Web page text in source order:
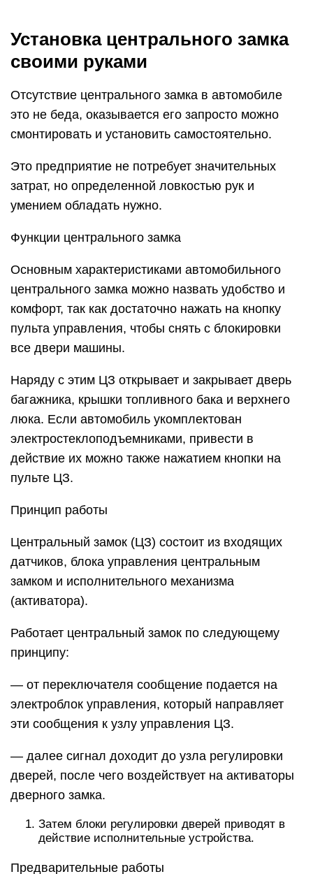
Установка центрального замка
своими руками
Отсутствие центрального замка в автомобиле
это не беда, оказывается его запросто можно
смонтировать и установить самостоятельно.
Это предприятие не потребует значительных
затрат, но определенной ловкостью рук и
умением обладать нужно.
Функции центрального замка
Основным характеристиками автомобильного
центрального замка можно назвать удобство и
комфорт, так как достаточно нажать на кнопку
пульта управления, чтобы снять с блокировки
все двери машины.
Наряду с этим ЦЗ открывает и закрывает дверь
багажника, крышки топливного бака и верхнего
люка. Если автомобиль укомплектован
электростеклоподъемниками, привести в
действие их можно также нажатием кнопки на
пульте ЦЗ.
Принцип работы
Центральный замок (ЦЗ) состоит из входящих
датчиков, блока управления центральным
замком и исполнительного механизма
(активатора).
Работает центральный замок по следующему
принципу:
— от переключателя сообщение подается на
электроблок управления, который направляет
эти сообщения к узлу управления ЦЗ.
— далее сигнал доходит до узла регулировки
дверей, после чего воздействует на активаторы
дверного замка.
Затем блоки регулировки дверей приводят в
действие исполнительные устройства.
Предварительные работы